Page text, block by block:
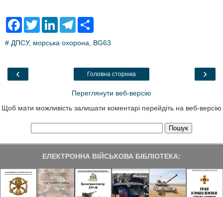
F
e
o
T
t
L
k
T
e
a
r
# ДПСУ, морська охорона BG63
‹ ›
Головна сторінка
Переглянути веб-версію
Щоб мати можливість залишати коментарі перейдіть на веб-версію
ЕЛЕКТРОННА ВІЙСЬКОВА БІБЛІОТЕКА: